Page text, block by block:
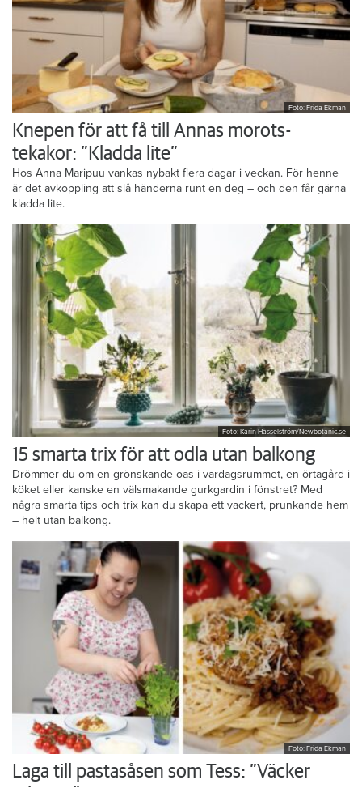
Foto: Frida Ekman
Knepen för att få till Annas morots-
tekakor: ”Kladda lite”
Hos Anna Maripuu vankas nybakt flera dagar i veckan. För henne
är det avkoppling att slå händerna runt en deg – och den får gärna
kladda lite.
Foto: Karin Hasselström/Newbotanic.se
15 smarta trix för att odla utan balkong
Drömmer du om en grönskande oas i vardagsrummet, en örtagård i
köket eller kanske en välsmakande gurkgardin i fönstret? Med
några smarta tips och trix kan du skapa ett vackert, prunkande hem
– helt utan balkong.
Foto: Frida Ekman
Laga till pastasåsen som Tess: ”Väcker